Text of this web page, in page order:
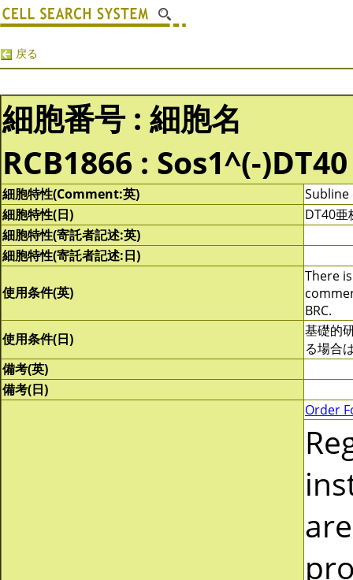
戻る
細胞番号 : 細胞名
RCB1866 : Sos1^(-)DT40
細胞特性(Comment:英)
Subline
細胞特性(日)
DT40亜
細胞特性(寄託者記述:英)
細胞特性(寄託者記述:日)
使用条件(英)
There
BRC.
使用条件(日)
基礎的
る場合
備考(英)
備考(日)
Order